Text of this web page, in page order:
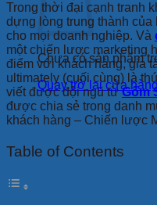
Chưa có sản phẩm
Quay trở lại cửa
Trong thời đại cạnh tranh
dựng lòng trung thành của
cho mọi doanh nghiệp. Và
một chiến lược marketing
điểm với khách hàng, gia
ultimately (cuối cùng) là
viết được đội ngũ từGốm
được chia sẻ trong danh
khách hàng – Chiến lược
Table of Contents